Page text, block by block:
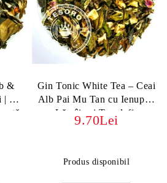
&
Un
Gin Tonic White Tea – Ceai
Alb Pai Mu Tan cu Ienupăr,
Lămâie și Trandafir
9.70Lei
Produs disponibil